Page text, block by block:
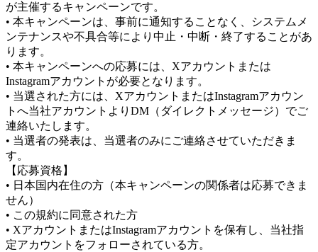
が主催するキャンペーンです。
• 本キャンペーンは、事前に通知することなく、システムメ
ンテナンスや不具合等により中止・中断・終了することがあ
ります。
• 本キャンペーンへの応募には、Xアカウントまたは
Instagramアカウントが必要となります。
• 当選された方には、XアカウントまたはInstagramアカウン
トへ当社アカウントよりDM（ダイレクトメッセージ）でご
連絡いたします。
• 当選者の発表は、当選者のみにご連絡させていただきま
す。
【応募資格】
• 日本国内在住の方（本キャンペーンの関係者は応募できま
せん）
• この規約に同意された方
• XアカウントまたはInstagramアカウントを保有し、当社指
定アカウントをフォローされている方。